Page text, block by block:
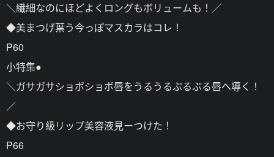
＼繊細なのにほどよくロングもボリュームも！／
◆美まつげ葉う今っぽマスカラはコレ！
P60
小特集●
＼ガサガサショボショボ唇をうるうるぷるぷる唇へ導く！
／
◆お守り級リップ美容液見ーつけた！
P66